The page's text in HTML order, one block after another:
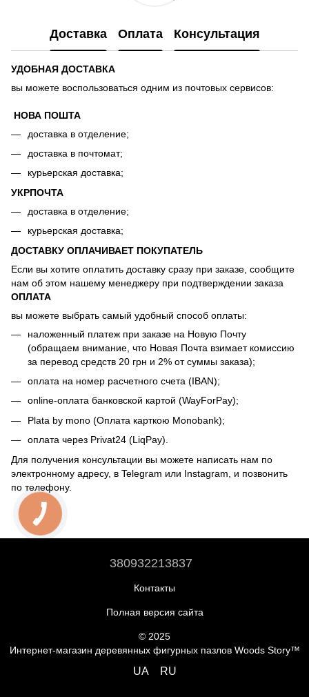
Доставка Оплата Консультация
УДОБНАЯ ДОСТАВКА
вы можете воспользоваться одним из почтовых сервисов:
НОВА ПОШТА
доставка в отделение;
доставка в почтомат;
курьерская доставка;
УКРПОЧТА
доставка в отделение;
курьерская доставка;
ДОСТАВКУ ОПЛАЧИВАЕТ ПОКУПАТЕЛЬ
Если вы хотите оплатить доставку сразу при заказе, сообщите
нам об этом нашему менеджеру при подтверждении заказа
ОПЛАТА
вы можете выбрать самый удобный способ оплаты:
наложенный платеж при заказе на Новую Почту
(обращаем внимание, что Новая Почта взимает комиссию
за перевод средств 20 грн и 2% от суммы заказа);
оплата на номер расчетного счета (IBAN);
online-оплата банковской картой (WayForPay);
Plata by mono (Оплата карткою Monobank);
оплата через Privat24 (LiqPay).
Для получения консультации вы можете написать нам по
электронному адресу, в Telegram или Instagram, и позвонить
по телефону.
380932213837
Контакты
Полная версия сайта
© 2025
Интернет-магазин деревянных фигурных пазлов Woods Story™
UA RU